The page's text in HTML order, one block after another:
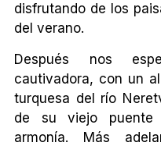
disfrutando de los
del verano.
Después nos
cautivadora, con un
turquesa del río
de su viejo puente
armonía. Más